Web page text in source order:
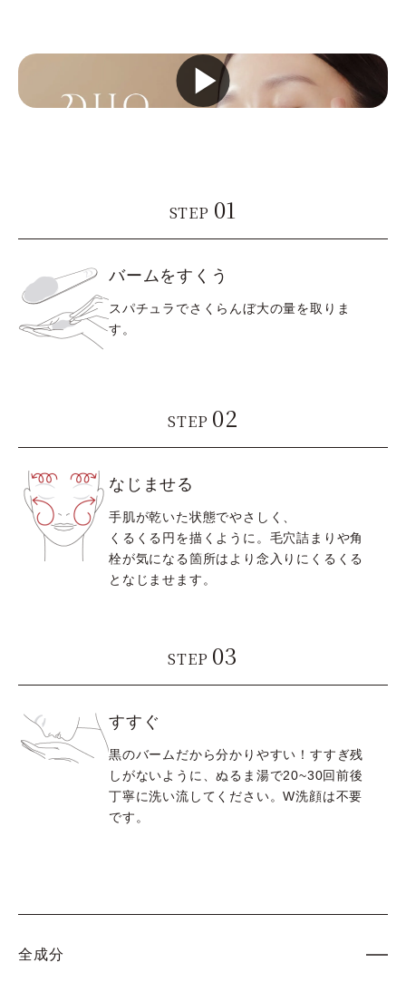
STEP 01
バームをすくう
スパチュラでさくらんぼ大の量を取りま
す。
STEP 02
なじませる
手肌が乾いた状態でやさしく、
くるくる円を描くように。毛穴詰まりや角
栓が気になる箇所はより念入りにくるくる
となじませます。
STEP 03
すすぐ
黒のバームだから分かりやすい！すすぎ残
しがないように、ぬるま湯で20~30回前後
丁寧に洗い流してください。W洗顔は不要
です。
全成分